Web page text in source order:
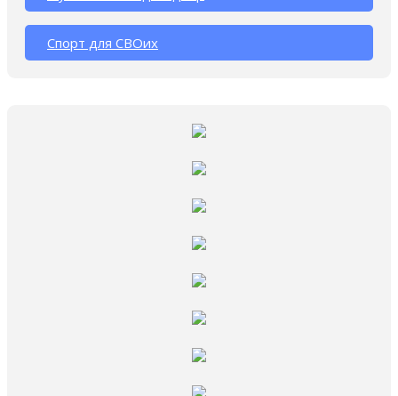
Спорт для СВОих